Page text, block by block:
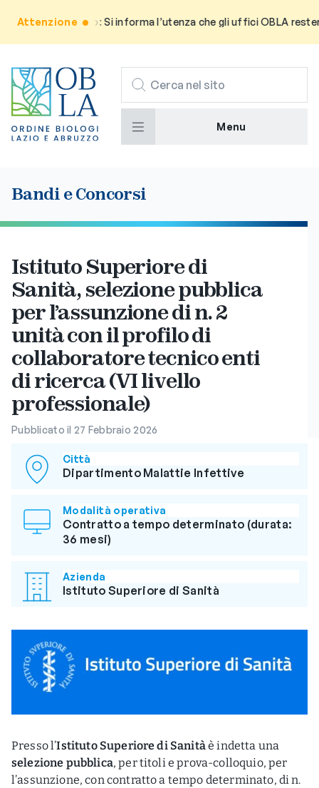
AttenzioneAvviso: Si informa l’utenza che gli uffici OBLA
CERCA
Menu
Bandi e Concorsi
Istituto Superiore di
Sanità, selezione pubblica
per l’assunzione di n. 2
unità con il profilo di
collaboratore tecnico enti
di ricerca (VI livello
professionale)
Pubblicato il 27 Febbraio 2026
Città
Dipartimento Malattie Infettive
Modalità operativa
Contratto a tempo determinato (durata:
36 mesi)
Azienda
Istituto Superiore di Sanità
Presso l’Istituto Superiore di Sanitàè indetta una
selezione pubblica, per titoli e prova-colloquio, per
l’assunzione, con contratto a tempo determinato, di n.